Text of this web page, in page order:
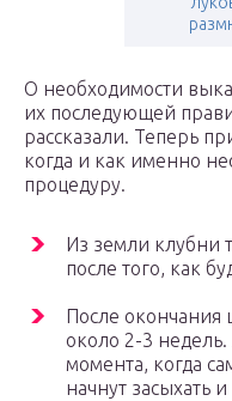
О необходимости
их последующей
рассказали. Теперь
когда и как именно
процедуру.
Из земли клубни
после того, как
После окончания
около 2-3 недель.
момента, когда
начнут засыхать